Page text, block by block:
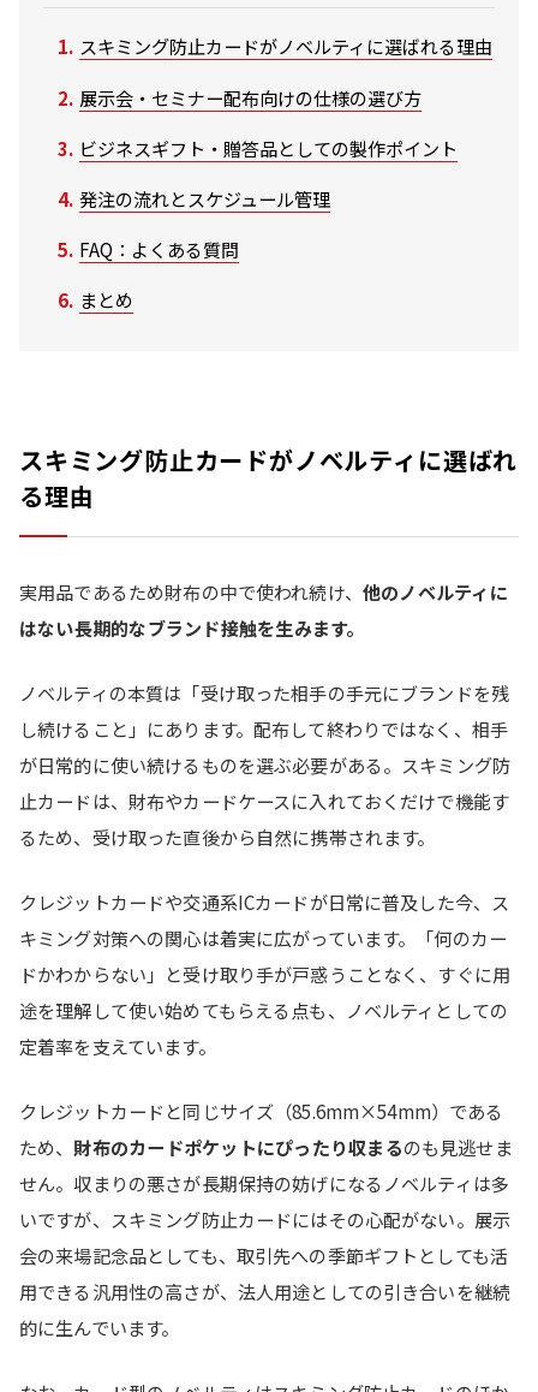
スキミング防止カードがノベルティに選ばれる理由
展示会・セミナー配布向けの仕様の選び方
ビジネスギフト・贈答品としての製作ポイント
発注の流れとスケジュール管理
FAQ：よくある質問
まとめ
スキミング防止カードがノベルティに選ばれ
る理由
実用品であるため財布の中で使われ続け、 他のノベルティに
はない長期的なブランド接触を生みます。
ノベルティの本質は「受け取った相手の手元にブランドを残
し続けること」にあります。配布して終わりではなく、相手
が日常的に使い続けるものを選ぶ必要がある。スキミング防
止カードは、財布やカードケースに入れておくだけで機能す
るため、受け取った直後から自然に携帯されます。
クレジットカードや交通系ICカードが日常に普及した今、ス
キミング対策への関心は着実に広がっています。「何のカー
ドかわからない」と受け取り手が戸惑うことなく、すぐに用
途を理解して使い始めてもらえる点も、ノベルティとしての
定着率を支えています。
クレジットカードと同じサイズ（85.6mm×54mm）である
ため、 財布のカードポケットにぴったり収まるのも見逃せま
せん。収まりの悪さが長期保持の妨げになるノベルティは多
いですが、スキミング防止カードにはその心配がない。展示
会の来場記念品としても、取引先への季節ギフトとしても活
用できる汎用性の高さが、法人用途としての引き合いを継続
的に生んでいます。